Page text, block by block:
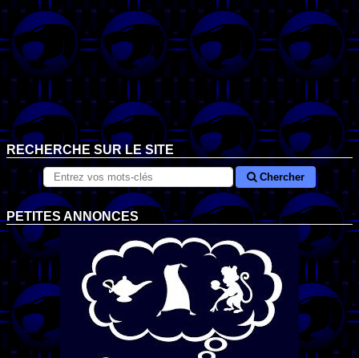
RECHERCHE SUR LE SITE
Chercher
PETITES ANNONCES